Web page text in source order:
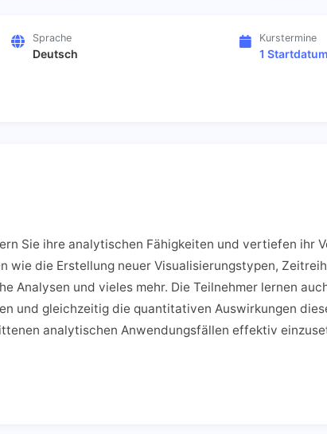
Sprache
Deutsch
Kurstermine
1 Startdatum
Sie ihre analytischen Fähigkeiten und vertiefen ihr
wie die Erstellung neuer Visualisierungstypen,
Analysen und vieles mehr. Die Teilnehmer lernen
und gleichzeitig die quantitativen Auswirkungen
analytischen Anwendungsfällen effektiv